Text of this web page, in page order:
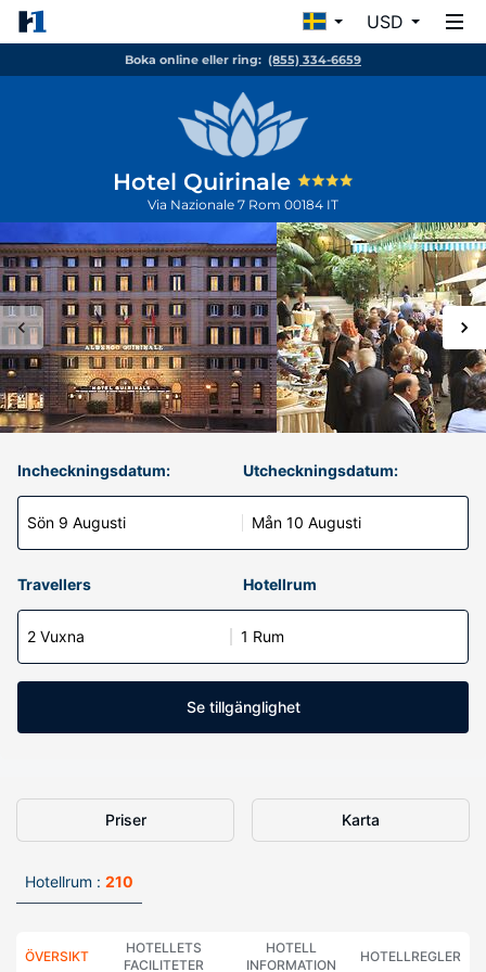
USD
Boka online eller ring: (855) 334-6659
Hotel Quirinale
Via Nazionale 7 Rom 00184 IT
Incheckningsdatum:
Sön 9 Augusti
Utcheckningsdatum:
Mån 10 Augusti
Travellers Hotellrum
2 Vuxna 1 Rum
Se tillgänglighet
Priser Karta
Hotellrum : 210
ÖVERSIKT
HOTELLETS
FACILITETER
HOTELL
INFORMATION
HOTELLREGLER